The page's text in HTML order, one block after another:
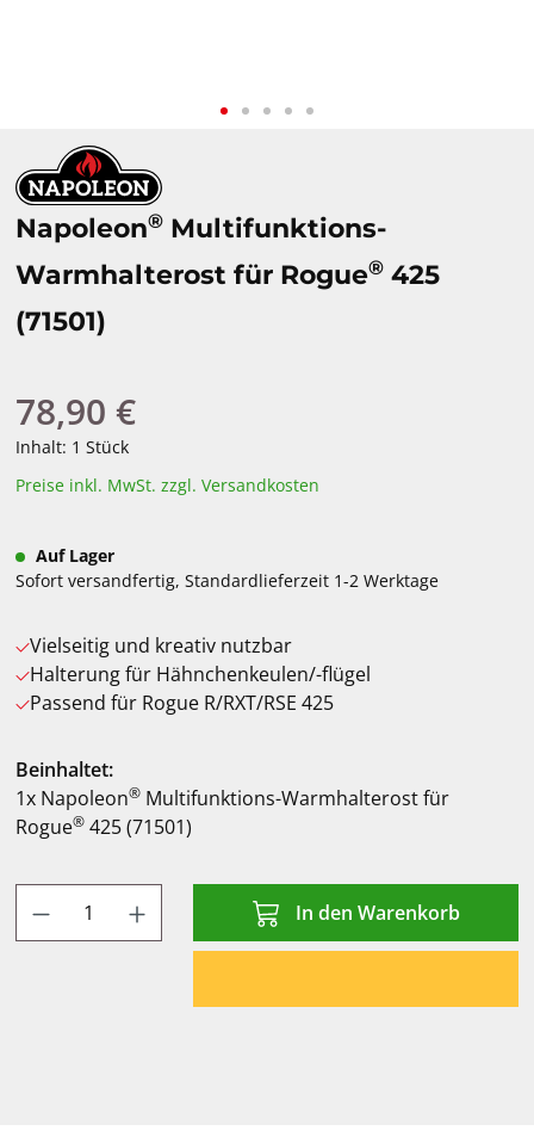
Napoleon® Multifunktions-
Warmhalterost für Rogue® 425
(71501)
Regulärer Preis:
78,90 €
Inhalt: 1 Stück
Preise inkl. MwSt. zzgl. Versandkosten
Auf Lager
Sofort versandfertig, Standardlieferzeit 1-2 Werktage
Vielseitig und kreativ nutzbar
Halterung für Hähnchenkeulen/-flügel
Passend für Rogue R/RXT/RSE 425
Beinhaltet:
1x Napoleon® Multifunktions-Warmhalterost für
Rogue® 425 (71501)
Produkt Anzahl: Gib den gewünschten
In den Warenkorb